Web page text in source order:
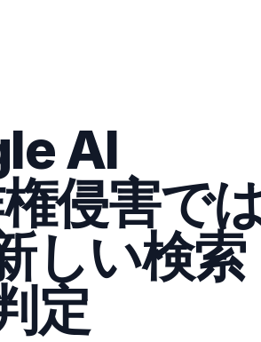
AI
侵害で
しい検索
定